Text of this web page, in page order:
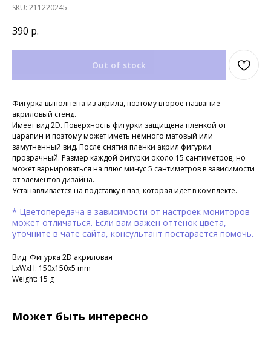
SKU: 211220245
390 р.
Out of stock
Фигурка выполнена из акрила, поэтому второе название -
акриловый стенд.
Имеет вид 2D. Поверхность фигурки защищена пленкой от
царапин и поэтому может иметь немного матовый или
замутненный вид. После снятия пленки акрил фигурки
прозрачный. Размер каждой фигурки около 15 сантиметров, но
может варьироваться на плюс минус 5 сантиметров в зависимости
от элементов дизайна.
Устанавливается на подставку в паз, которая идет в комплекте.
* Цветопередача в зависимости от настроек мониторов
может отличаться. Если вам важен оттенок цвета,
уточните в чате сайта, консультант постарается помочь.
Вид: Фигурка 2D акриловая
LxWxH: 150x150x5 mm
Weight: 15 g
Может быть интересно